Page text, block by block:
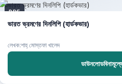
PDF
ভারত ভ্রমণের দিনলিপি (হার্ডকভার)
লেখক:শাহ্‌ মোস্তফা খালেদ